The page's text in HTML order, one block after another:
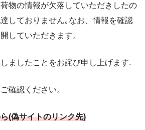
物の情報が欠落していただきしたの
しておりません｡なお、情報を確認
していただきます。
ましたことをお詫び申し上げます.
確認ください。
(偽サイトのリンク先)